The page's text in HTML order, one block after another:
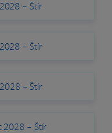
– Štír
– Štír
– Štír
2028 – Štír